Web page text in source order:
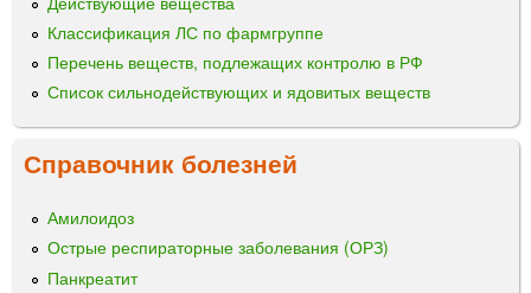
Классификация ЛС по фармгруппе
Перечень веществ, подлежащих контролю в РФ
Список сильнодействующих и ядовитых веществ
Справочник болезней
Амилоидоз
Острые респираторные заболевания (ОРЗ)
Панкреатит